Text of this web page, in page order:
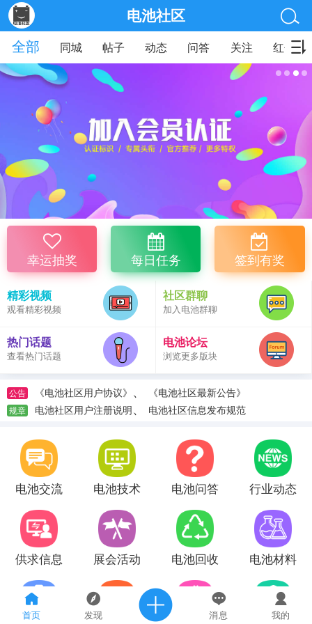
首页 发现 消息 我的
电池社区
全部
同城 帖子 动态 问答 关注 红包
幸运抽奖 每日任务 签到有奖
精彩视频
观看精彩视频
社区群聊
加入电池群聊
热门话题
查看热门话题
电池论坛
浏览更多版块
公告 《电池社区用户协议》 、 《电池社区最新公告》
规章 电池社区用户注册说明、 电池社区信息发布规范
电池交流 电池技术 电池问答 行业动态
供求信息 展会活动 电池回收 电池材料